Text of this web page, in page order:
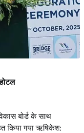
बोर्ड के साथ
किया गया ऋषिकेश: